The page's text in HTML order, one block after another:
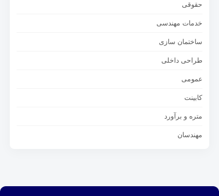
حقوقی
خدمات مهندسی
ساختمان سازی
طراحی داخلی
عمومی
کابینت
متره و برآورد
مهندسان